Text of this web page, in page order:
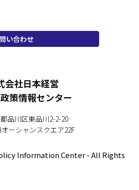
い合わせ
会社日本経営
策情報センター
品川区東品川2-2-20
ーシャンスクエア22F
Information Center - All Rights